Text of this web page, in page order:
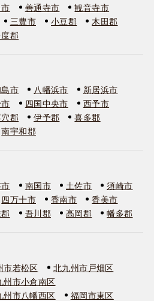
善通寺市
観音寺市
三豊市 小豆郡
木田郡
郡
市 八幡浜市
新居浜市
四国中央市
西予市
穴郡 伊予郡
喜多郡
南宇和郡
南国市 土佐市
須崎市
四万十市 香南市
香美市
吾川郡 高岡郡 幡多郡
市若松区
北九州市戸畑区
州市小倉南区
州市八幡西区
福岡市東区